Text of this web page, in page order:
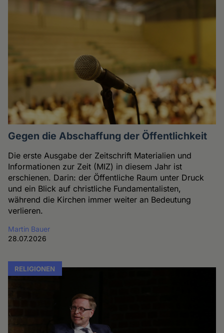
Gegen die Abschaffung der Öffentlichkeit
Die erste Ausgabe der Zeitschrift Materialien und
Informationen zur Zeit (MIZ) in diesem Jahr ist
erschienen. Darin: der Öffentliche Raum unter Druck
und ein Blick auf christliche Fundamentalisten,
während die Kirchen immer weiter an Bedeutung
verlieren.
Martin Bauer
28.07.2026
RELIGIONEN